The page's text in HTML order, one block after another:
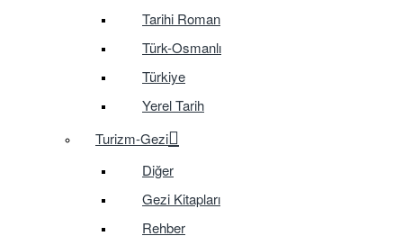
Tarihi Roman
Türk-Osmanlı
Türkiye
Yerel Tarih
Turizm-Gezi
Diğer
Gezi Kitapları
Rehber